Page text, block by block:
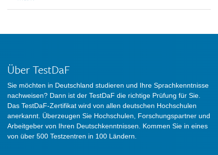
Über TestDaF
Sie möchten in Deutschland studieren und Ihre Sprachkenntnisse
nachweisen? Dann ist der TestDaF die richtige Prüfung für Sie.
Das TestDaF-Zertifikat wird von allen deutschen Hochschulen
anerkannt. Überzeugen Sie Hochschulen, Forschungspartner und
Arbeitgeber von Ihren Deutschkenntnissen. Kommen Sie in eines
von über 500 Testzentren in 100 Ländern.